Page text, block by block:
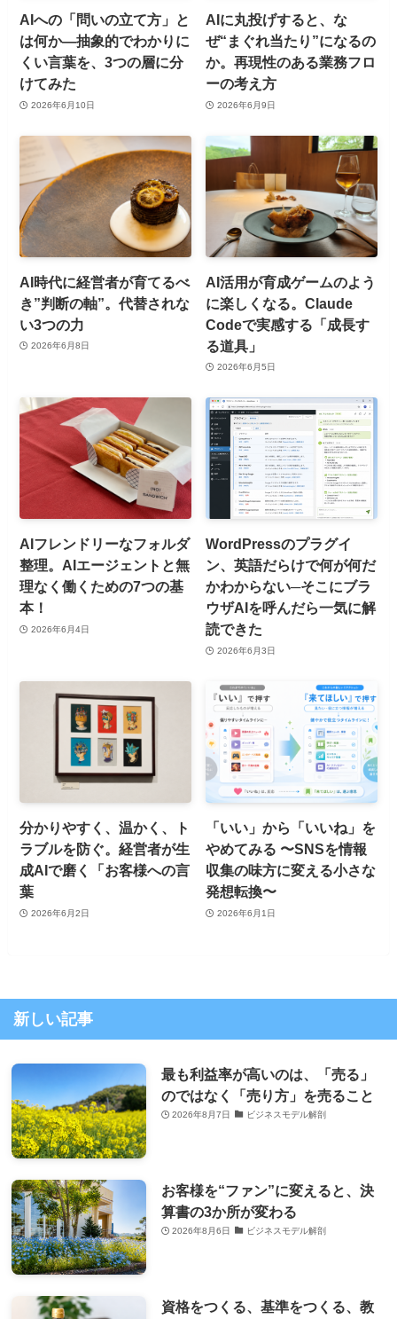
AIへの「問いの立て方」と
は何か—抽象的でわかりに
くい言葉を、3つの層に分
けてみた
2026年6月10日
AIに丸投げすると、な
ぜ“まぐれ当たり”になるの
か。再現性のある業務フロ
ーの考え方
2026年6月9日
AI時代に経営者が育てるべ
き”判断の軸”。代替されな
い3つの力
2026年6月8日
AI活用が育成ゲームのよう
に楽しくなる。Claude
Codeで実感する「成長す
る道具」
2026年6月5日
AIフレンドリーなフォルダ
整理。AIエージェントと無
理なく働くための7つの基
本！
2026年6月4日
WordPressのプラグイ
ン、英語だらけで何が何だ
かわからない─そこにブラ
ウザAIを呼んだら一気に解
読できた
2026年6月3日
分かりやすく、温かく、ト
ラブルを防ぐ。経営者が生
成AIで磨く「お客様への言
葉
2026年6月2日
「いい」から「いいね」を
やめてみる 〜SNSを情報
収集の味方に変える小さな
発想転換〜
2026年6月1日
新しい記事
最も利益率が高いのは、「売る」
のではなく「売り方」を売ること
2026年8月7日 ビジネスモデル解剖
お客様を“ファン”に変えると、決
算書の3か所が変わる
2026年8月6日 ビジネスモデル解剖
資格をつくる、基準をつくる、教